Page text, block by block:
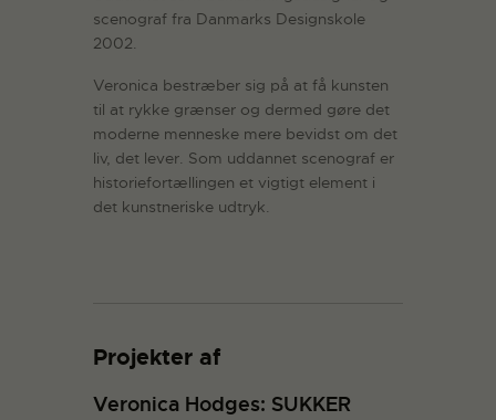
scenograf fra Danmarks Designskole
2002.
Veronica bestræber sig på at få kunsten
til at rykke grænser og dermed gøre det
moderne menneske mere bevidst om det
liv, det lever. Som uddannet scenograf er
historiefortællingen et vigtigt element i
det kunstneriske udtryk.
Projekter af
Veronica Hodges: SUKKER